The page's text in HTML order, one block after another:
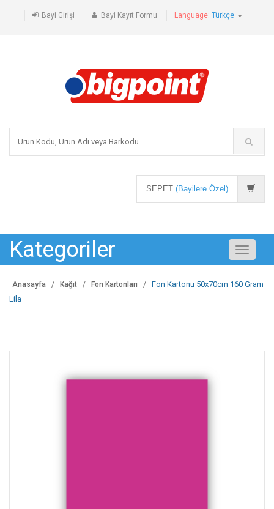
Bayi Girişi Bayi Kayıt Formu Language: Türkçe
SEPET (Bayilere Özel)
Kategoriler
Toggle
Anasayfa Kağıt Fon Kartonları
Fon Kartonu 50x70cm 160 Gram
Lila